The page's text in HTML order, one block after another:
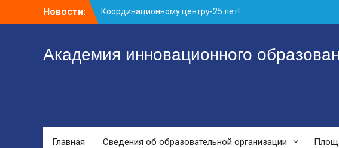
Новости:
Координационному центру-25 лет!
Заседание рабочей группа
Академия инновационного
Главная Сведения об образовательной организации